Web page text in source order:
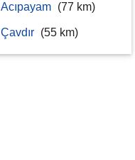
Acıpayam (77 km)
Çavdır (55 km)